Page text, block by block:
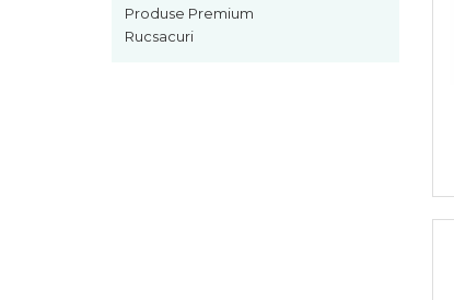
Produse Premium
Rucsacuri